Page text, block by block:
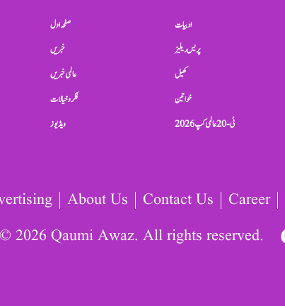
صفحہ اول
خبریں
عالمی خبریں
فکر و خیالات
ویڈیوز
ادبیات
پریس ریلیز
کھیل
خواتین
ٹی-20 عالمی کپ 2026
About Us Contact Us Career
2026 Qaumi Awaz. All rights reserved.